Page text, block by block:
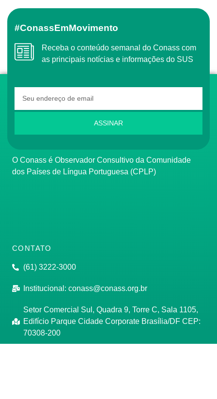
#ConassEmMovimento
Receba o conteúdo semanal do Conass com
as principais notícias e informações do SUS
ASSINAR
O Conass é Observador Consultivo da Comunidade
dos Países de Língua Portuguesa (CPLP)
CONTATO
(61) 3222-3000
Institucional: conass@conass.org.br
Setor Comercial Sul, Quadra 9, Torre C, Sala 1105,
Edifício Parque Cidade Corporate Brasília/DF CEP:
70308-200